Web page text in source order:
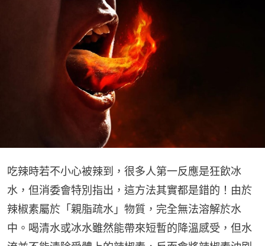
吃辣時若不小心被辣到，很多人第一反應是狂飲冰
水，但消委會特別指出，這方法其實都是錯的！由於
辣椒素屬於「親脂疏水」物質，完全無法溶解於水
中。喝清水或冰水雖然能帶來短暫的降溫感受，但水